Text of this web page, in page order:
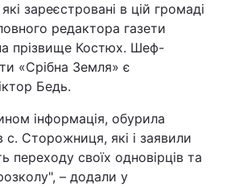
зареєстровані в цій громаді
редактора газети
прізвище Костюх. Шеф-
«Срібна Земля» є
Бедь.
інформація, обурила
с. Сторожниця, які і заявили
переходу своїх одновірців та
– додали у